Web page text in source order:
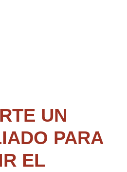
UN
PARA
EL